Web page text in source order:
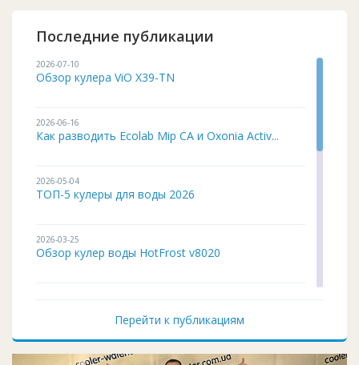
Последние публикации
2026-07-10
Обзор кулера ViO X39-TN
2026-06-16
Как разводить Ecolab Mip CA и Oxonia Activ...
2026-05-04
ТОП-5 кулеры для воды 2026
2026-03-25
Обзор кулер воды HotFrost v8020
2026-01-12
Перейти к публикациям